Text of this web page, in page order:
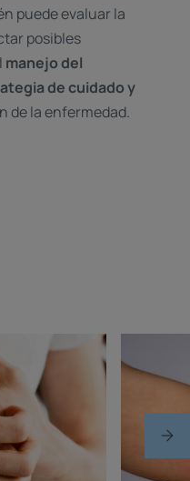
puede evaluar la
posibles
manejo del
de cuidado y
de la enfermedad.
Eccema
urticaria: